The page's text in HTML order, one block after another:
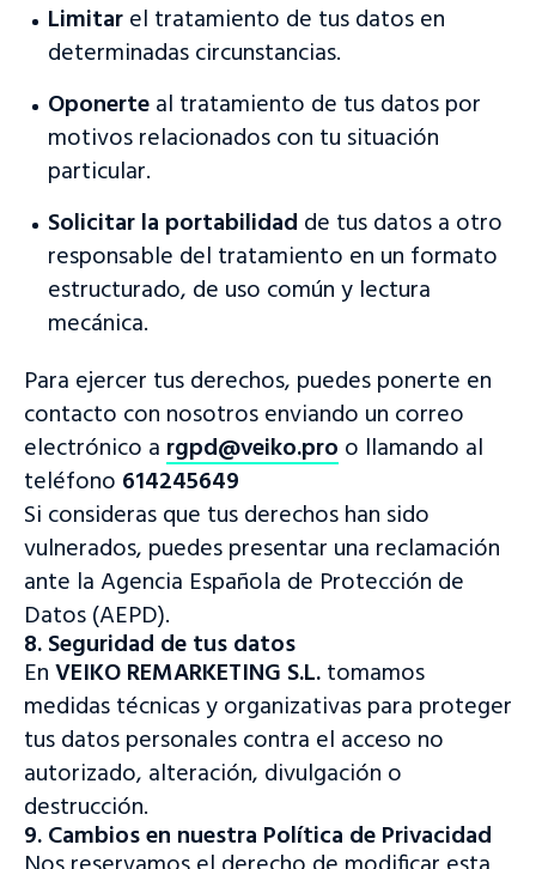
Limitarel tratamiento de tus datos en
determinadas circunstancias.
Oponerteal tratamiento de tus datos por
motivos relacionados con tu situación
particular.
Solicitar la portabilidad de tus datos a otro
responsable del tratamiento en un formato
estructurado, de uso común y lectura
mecánica.
Para ejercer tus derechos, puedes ponerte en
contacto con nosotros enviando un correo
electrónico a rgpd@veiko.pro o llamando al
teléfono 614245649
Si consideras que tus derechos han sido
vulnerados, puedes presentar una reclamación
ante la Agencia Española de Protección de
Datos (AEPD).
8. Seguridad de tus datos
EnVEIKO REMARKETING S.L.tomamos
medidas técnicas y organizativas para proteger
tus datos personales contra el acceso no
autorizado, alteración, divulgación o
destrucción.
9. Cambios en nuestra Política de Privacidad